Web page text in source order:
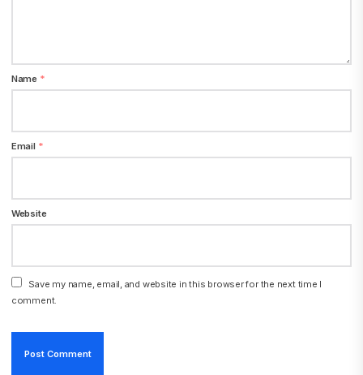
Name *
Email *
Website
Save my name, email, and website in this browser for the next time I
comment.